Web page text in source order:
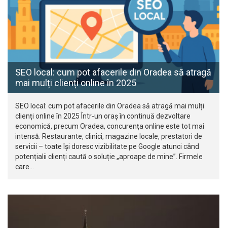
SEO local: cum pot afacerile din Oradea să atragă
mai mulți clienți online în 2025
SEO local: cum pot afacerile din Oradea să atragă mai mulți
clienți online în 2025 Într-un oraș în continuă dezvoltare
economică, precum Oradea, concurența online este tot mai
intensă. Restaurante, clinici, magazine locale, prestatori de
servicii – toate își doresc vizibilitate pe Google atunci când
potențialii clienți caută o soluție „aproape de mine”. Firmele
care…